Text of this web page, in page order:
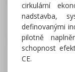
cirkulární
nadstavba,
definovanými
pilotně
schopnost
CE.